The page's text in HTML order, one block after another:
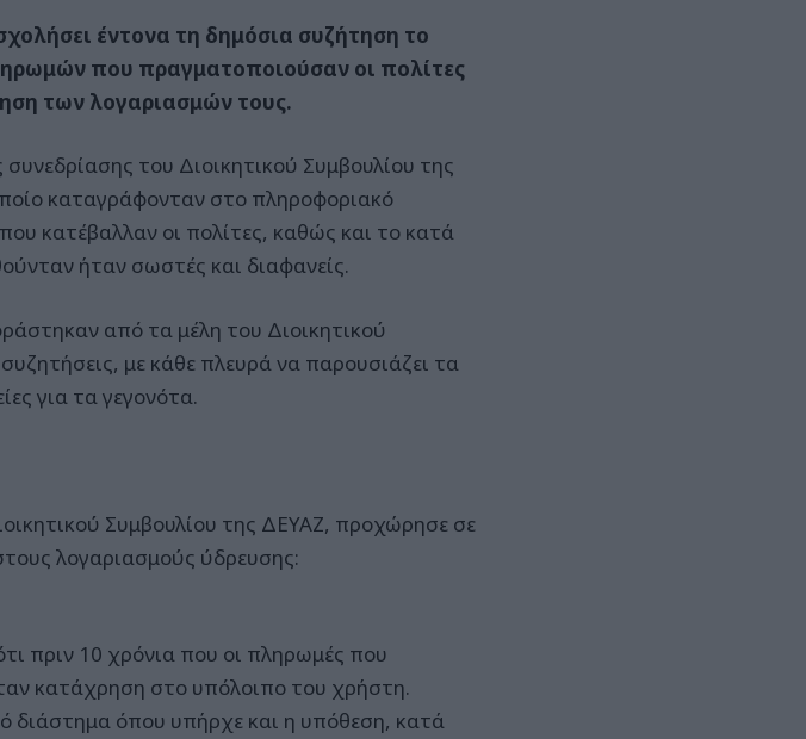
έντονα τη δημόσια συζήτηση το
που πραγματοποιούσαν οι πολίτες
των λογαριασμών τους.
του Διοικητικού Συμβουλίου της
καταγράφονταν στο πληροφοριακό
κατέβαλλαν οι πολίτες, καθώς και το κατά
ήταν σωστές και διαφανείς.
από τα μέλη του Διοικητικού
με κάθε πλευρά να παρουσιάζει τα
για τα γεγονότα.
Συμβουλίου της ΔΕΥΑΖ, προχώρησε σε
λογαριασμούς ύδρευσης:
πριν 10 χρόνια που οι πληρωμές που
κατάχρηση στο υπόλοιπο του χρήστη.
διάστημα όπου υπήρχε και η υπόθεση, κατά